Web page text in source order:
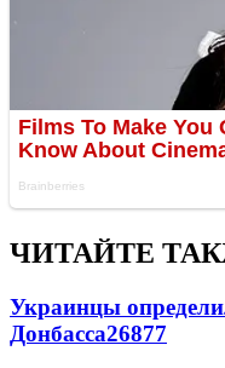
ЧИТАЙТЕ
Украинцы
Донбасса26877